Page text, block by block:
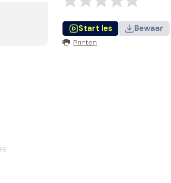
Start les Bewaar
Printen